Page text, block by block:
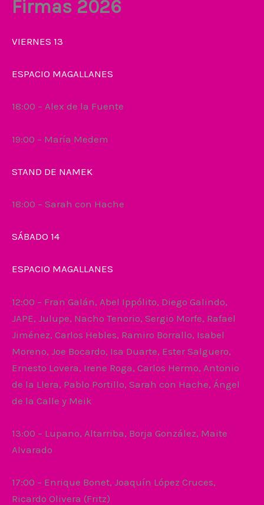
Firmas 2026
VIERNES 13
ESPACIO MAGALLANES
18:00 – Alex de la Fuente
19:00 – María Medem
STAND DE NAMEK
18:00 – Sarah con Hache
SÁBADO 14
ESPACIO MAGALLANES
12:00 – Fran Galán, Abel Ippólito, Diego Galindo,
JAPE, Julupe, Nacho Tenorio, Sergio Morfe, Rafael
Jiménez, Carlos Hebles, Ramiro Borrallo, Isabel
Moreno, Joe Bocardo, Isa Duarte, Ester Salguero,
Ernesto Lovera, Irene Roga, Carlos Hermo, Antonio
de la Llera, Pablo Portillo, Sarah con Hache, Ángel
de la Calle y Meik
13:00 – Lupano, Altarriba, Borja González, Maite
Alvarado
17:00 – Enrique Bonet, Joaquín López Cruces,
Ricardo Olivera (Fritz)